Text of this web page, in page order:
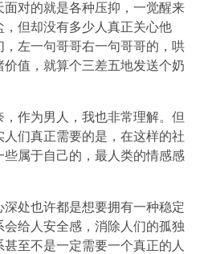
对的就是各种压抑，一觉醒来
但却没有多少人真正关心他
左一句哥哥右一句哥哥的，哄
值，就算个三差五地发送个奶
作为男人，我也非常理解。但
们真正需要的是，在这样的社
属于自己的，最人类的情感感
处也许都是想要拥有一种稳定
给人安全感，消除人们的孤独
至不是一定需要一个真正的人